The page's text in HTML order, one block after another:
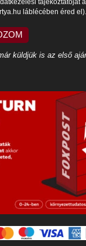
tájékoztatóját a
láblécében éred el).
küldjük is az első